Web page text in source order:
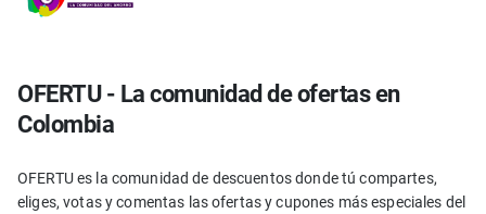
OFERTU - La comunidad de ofertas en
Colombia
OFERTU es la comunidad de descuentos donde tú compartes,
eliges, votas y comentas las ofertas y cupones más especiales del